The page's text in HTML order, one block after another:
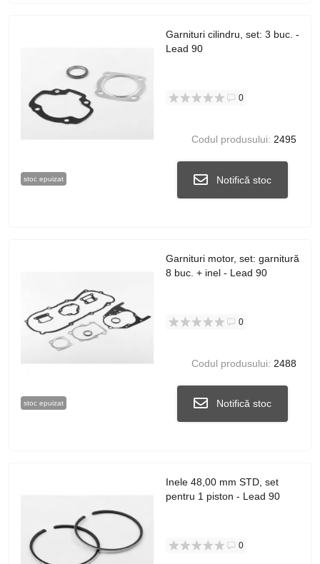
stoc epuizat
Garnituri cilindru, set: 3 buc. -
Lead 90
0
Codul produsului: 2495
Notifică stoc
stoc epuizat
Garnituri motor, set: garnitură
8 buc. + inel - Lead 90
0
Codul produsului: 2488
Notifică stoc
Inele 48,00 mm STD, set
pentru 1 piston - Lead 90
0